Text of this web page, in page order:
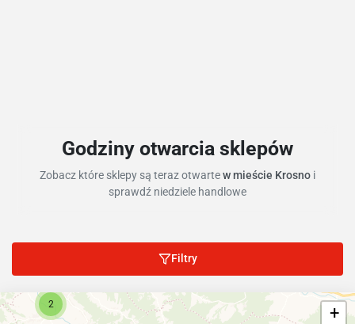
Godziny otwarcia sklepów
Zobacz które sklepy są teraz otwartew mieście Krosno i
sprawdź niedziele handlowe
Filtry
2
+